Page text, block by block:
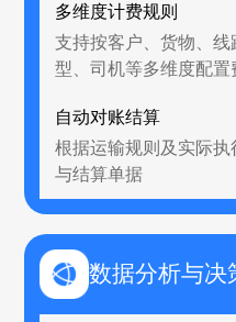
多维度计费规则
支持按客户、货物、
型、司机等多维度配置
自动对账结算
根据运输规则及实际
与结算单据
数据分析与决